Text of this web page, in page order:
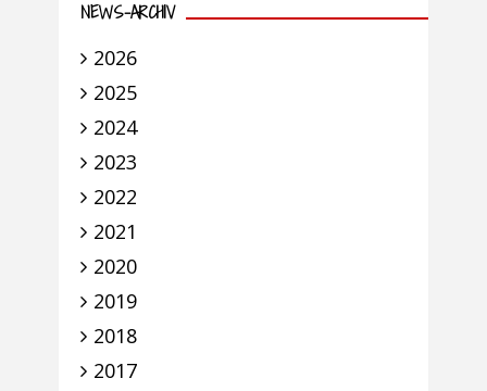
NEWS-ARCHIV
2026
2025
2024
2023
2022
2021
2020
2019
2018
2017